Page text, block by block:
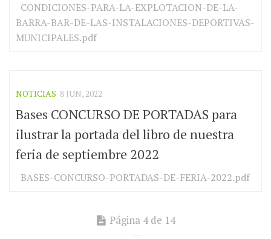
CONDICIONES-PARA-LA-EXPLOTACION-DE-LA-
BARRA-BAR-DE-LAS-INSTALACIONES-DEPORTIVAS-
MUNICIPALES.pdf
NOTICIAS 8 JUN, 2022
Bases CONCURSO DE PORTADAS para
ilustrar la portada del libro de nuestra
feria de septiembre 2022
BASES-CONCURSO-PORTADAS-DE-FERIA-2022.pdf
Página 4 de 14